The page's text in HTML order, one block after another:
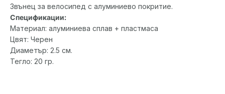
Звънец за велосипед с алуминиево покритие.
Спецификации:
Материал: алуминиева сплав + пластмаса
Цвят: Черен
Диаметър: 2.5 см.
Тегло: 20 гр.